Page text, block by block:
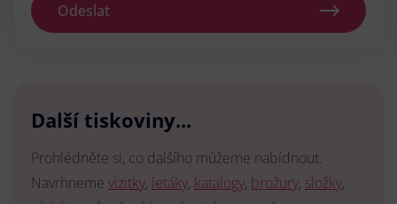
Odeslat
Další tiskoviny...
Prohlédněte si, co dalšího můžeme nabídnout.
Navrhneme vizitky, letáky, katalogy, brožury, složky,